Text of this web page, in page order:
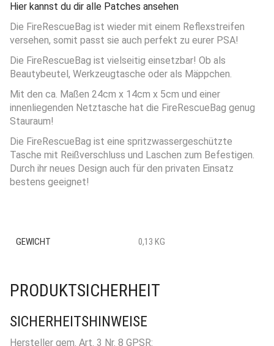
Hier kannst du dir alle Patches ansehen
Die FireRescueBag ist wieder mit einem Reflexstreifen
versehen, somit passt sie auch perfekt zu eurer PSA!
Die FireRescueBag ist vielseitig einsetzbar! Ob als
Beautybeutel, Werkzeugtasche oder als Mäppchen.
Mit den ca. Maßen 24cm x 14cm x 5cm und einer
innenliegenden Netztasche hat die FireRescueBag genug
Stauraum!
Die FireRescueBag ist eine spritzwassergeschützte
Tasche mit Reißverschluss und Laschen zum Befestigen.
Durch ihr neues Design auch für den privaten Einsatz
bestens geeignet!
GEWICHT 0,13 KG
PRODUKTSICHERHEIT
SICHERHEITSHINWEISE
Hersteller gem. Art. 3 Nr. 8 GPSR: